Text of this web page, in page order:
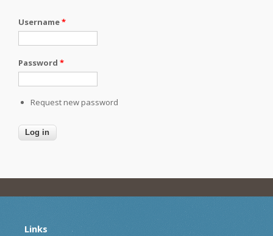
Username*
Password *
Request new password
Links